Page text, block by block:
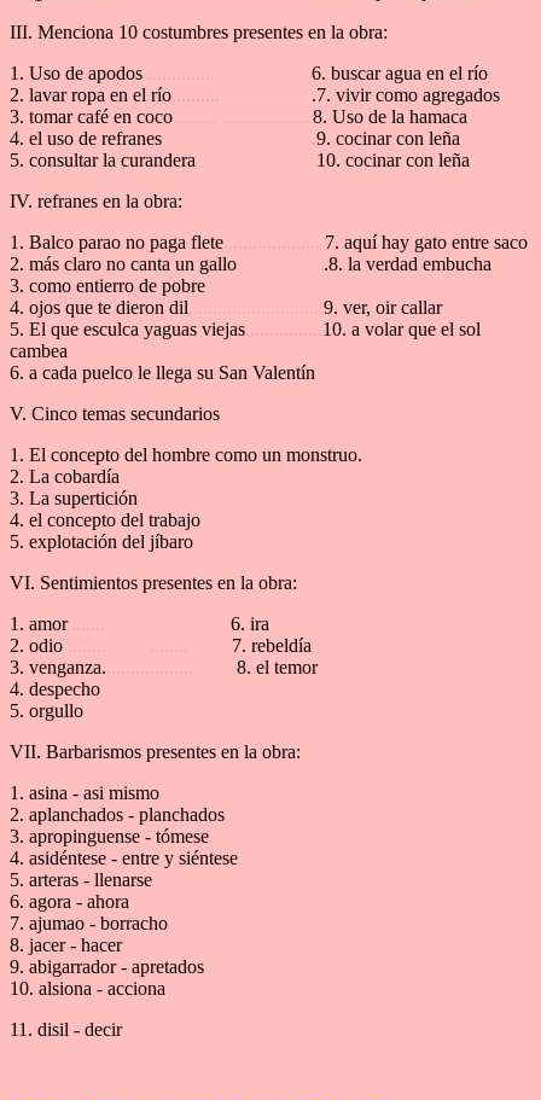
III. Menciona 10 costumbres presentes en la obra:
1. Uso de apodos
6. buscar agua en el río
2. lavar ropa en el río
.7. vivir como agregados
3. tomar café en coco
8. Uso de la hamaca
4. el uso de refranes
.9. cocinar con leña
5. consultar la curandera
10. cocinar con leña
IV. refranes en la obra:
1. Balco parao no paga flete
7. aquí hay gato entre saco
2. más claro no canta un gallo
.8. la verdad embucha
3. como entierro de pobre
4. ojos que te dieron dil
9. ver, oir callar
5. El que esculca yaguas viejas................10. a volar que el sol
cambea
6. a cada puelco le llega su San Valentín
V. Cinco temas secundarios
1. El concepto del hombre como un monstruo.
2. La cobardía
3. La supertición
4. el concepto del trabajo
5. explotación del jíbaro
VI. Sentimientos presentes en la obra:
1. amor........
6. ira
2. odio
7. rebeldía
3. venganza.
8. el temor
4. despecho
5. orgullo
VII. Barbarismos presentes en la obra:
1. asina - asi mismo
2. aplanchados - planchados
3. apropinguense - tómese
4. asidéntese - entre y siéntese
5. arteras - llenarse
6. agora - ahora
7. ajumao - borracho
8. jacer - hacer
9. abigarrador - apretados
10. alsiona - acciona
11. disil - decir